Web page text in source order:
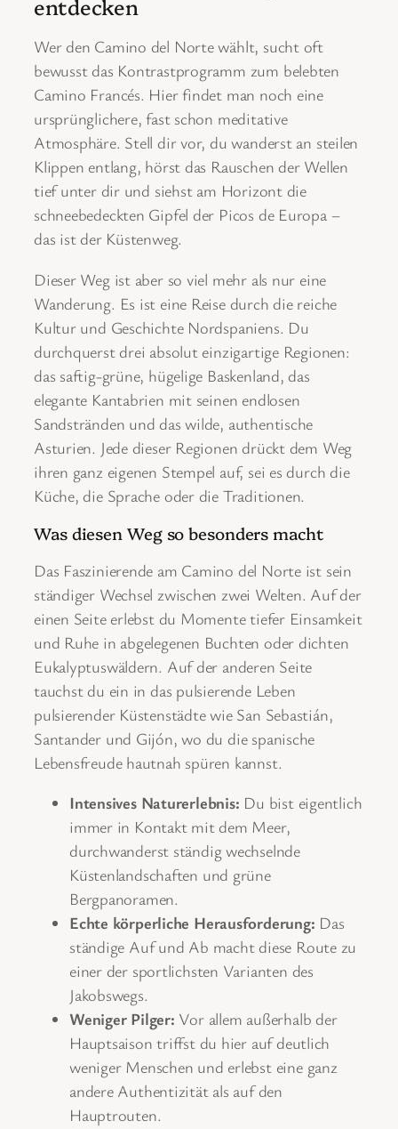
entdecken
Wer den Camino del Norte wählt, sucht oft
bewusst das Kontrastprogramm zum belebten
Camino Francés. Hier findet man noch eine
ursprünglichere, fast schon meditative
Atmosphäre. Stell dir vor, du wanderst an steilen
Klippen entlang, hörst das Rauschen der Wellen
tief unter dir und siehst am Horizont die
schneebedeckten Gipfel der Picos de Europa –
das ist der Küstenweg.
Dieser Weg ist aber so viel mehr als nur eine
Wanderung. Es ist eine Reise durch die reiche
Kultur und Geschichte Nordspaniens. Du
durchquerst drei absolut einzigartige Regionen:
das saftig-grüne, hügelige Baskenland, das
elegante Kantabrien mit seinen endlosen
Sandstränden und das wilde, authentische
Asturien. Jede dieser Regionen drückt dem Weg
ihren ganz eigenen Stempel auf, sei es durch die
Küche, die Sprache oder die Traditionen.
Was diesen Weg so besonders macht
Das Faszinierende am Camino del Norte ist sein
ständiger Wechsel zwischen zwei Welten. Auf der
einen Seite erlebst du Momente tiefer Einsamkeit
und Ruhe in abgelegenen Buchten oder dichten
Eukalyptuswäldern. Auf der anderen Seite
tauchst du ein in das pulsierende Leben
pulsierender Küstenstädte wie San Sebastián,
Santander und Gijón, wo du die spanische
Lebensfreude hautnah spüren kannst.
Intensives Naturerlebnis: Du bist eigentlich
immer in Kontakt mit dem Meer,
durchwanderst ständig wechselnde
Küstenlandschaften und grüne
Bergpanoramen.
Echte körperliche Herausforderung: Das
ständige Auf und Ab macht diese Route zu
einer der sportlichsten Varianten des
Jakobswegs.
Weniger Pilger: Vor allem außerhalb der
Hauptsaison triffst du hier auf deutlich
weniger Menschen und erlebst eine ganz
andere Authentizität als auf den
Hauptrouten.